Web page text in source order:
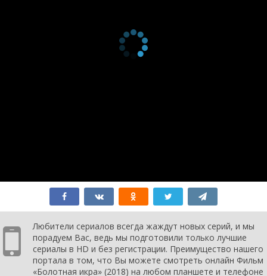
Любители сериалов всегда жаждут новых серий, и мы
порадуем Вас, ведь мы подготовили только лучшие
сериалы в HD и без регистрации. Преимущество нашего
портала в том, что Вы можете смотреть онлайн Фильм
«Болотная икра» (2018) на любом планшете и телефоне